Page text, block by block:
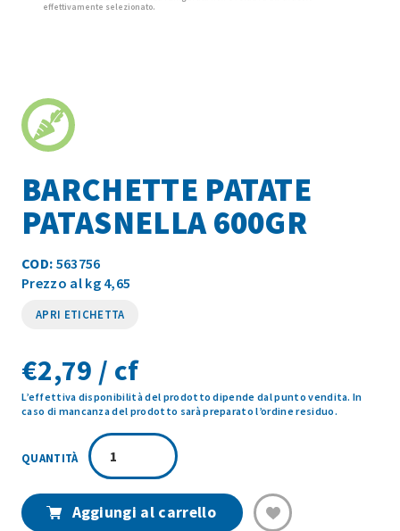
BARCHETTE PATATE
PATASNELLA 600GR
COD: 563756
Prezzo al kg 4,65
APRI ETICHETTA
€2,79 / cf
L’effettiva disponibilità del prodotto dipende dal punto vendita. In
caso di mancanza del prodotto sarà preparato l’ordine residuo.
BARCHETTE
PATATE
PATASNELLA
quantità
Aggiungi al carrello